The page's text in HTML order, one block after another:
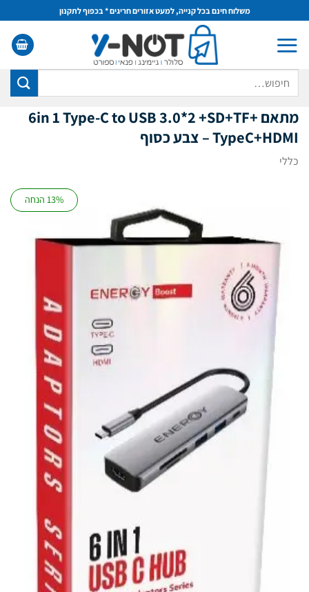
to
content
משלוח חינם בכל קנייה, למעט אזורים חריגים * בכפוף לתקנון
מתאם 6in 1 Type-C to USB 3.0*2 +SD+TF+
TypeC+HDMI – צבע כסוף
כללי
13% הנחה